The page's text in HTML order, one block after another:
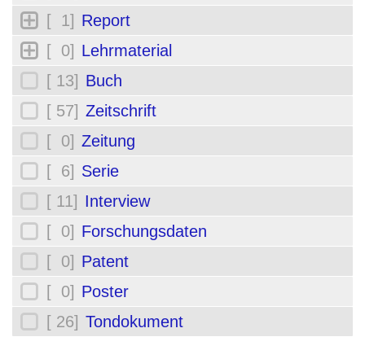
[ 1] Report
[ 0] Lehrmaterial
[ 13] Buch
[ 57] Zeitschrift
[ 0] Zeitung
[ 6] Serie
[ 11] Interview
[ 0] Forschungsdaten
[ 0] Patent
[ 0] Poster
[ 26] Tondokument